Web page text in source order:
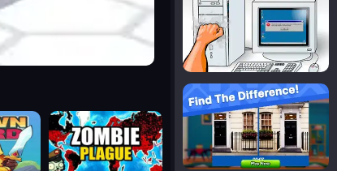
zombie plague
notice the difference